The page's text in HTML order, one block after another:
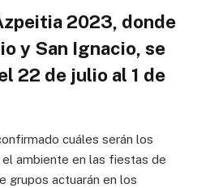
2023, donde
y San Ignacio, se
22 de julio al 1 de
cuáles serán los
ambiente en las fiestas de
grupos actuarán en los